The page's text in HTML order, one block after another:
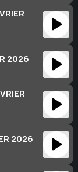
2026
2026